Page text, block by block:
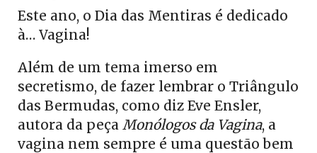
Este ano, o Dia das Mentiras é dedicado
à… Vagina!
Além de um tema imerso em
secretismo, de fazer lembrar o Triângulo
das Bermudas, como diz Eve Ensler,
autora da peça Monólogos da Vagina, a
vagina nem sempre é uma questão bem